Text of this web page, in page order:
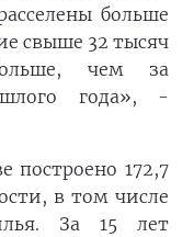
больше
свыше 32 тысяч
чем за
года», -
построено 172,7
в том числе
За 15 лет